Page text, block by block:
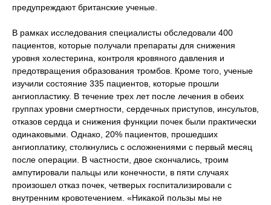
предупреждают британские ученые.
В рамках исследования специалисты обследовали 400
пациентов, которые получали препараты для снижения
уровня холестерина, контроля кровяного давления и
предотвращения образования тромбов. Кроме того, ученые
изучили состояние 335 пациентов, которые прошли
ангиопластику. В течение трех лет после лечения в обеих
группах уровни смертности, сердечных приступов, инсультов,
отказов сердца и снижения функции почек были практически
одинаковыми. Однако, 20% пациентов, прошедших
ангиоплатику, столкнулись с осложнениями с первый месяц
после операции. В частности, двое скончались, троим
ампутировали пальцы или конечности, в пяти случаях
произошел отказ почек, четверых госпитализировали с
внутренним кровотечением. «Никакой пользы мы не